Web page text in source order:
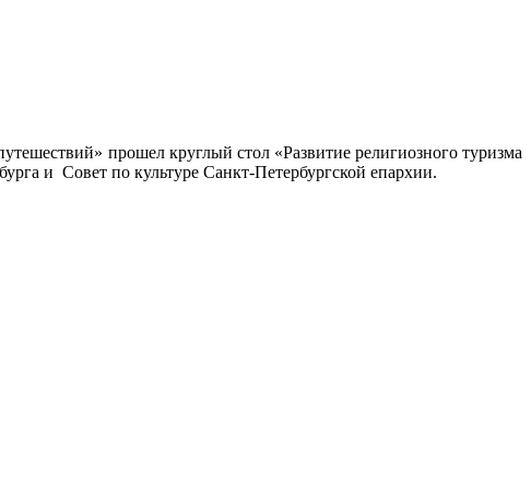
прошел круглый стол «Развитие религиозного туризма
и Совет по культуре Санкт-Петербургской епархии.